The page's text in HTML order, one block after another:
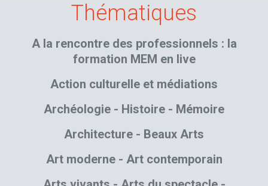
Thématiques
A la rencontre des professionnels : la
formation MEM en live
Action culturelle et médiations
Archéologie - Histoire - Mémoire
Architecture - Beaux Arts
Art moderne - Art contemporain